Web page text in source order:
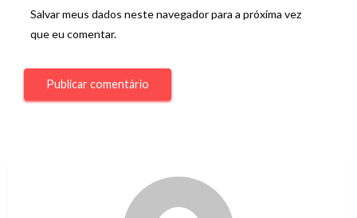
Salvar meus dados neste navegador para a próxima vez
que eu comentar.